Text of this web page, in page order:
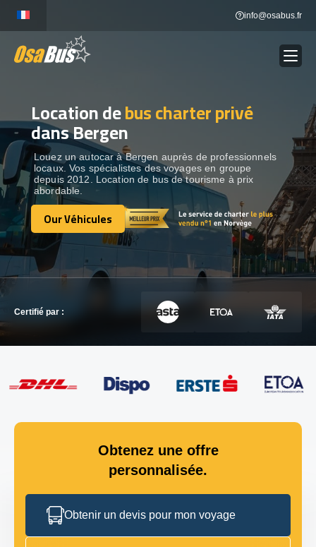
content
info@osabus.fr
LOCATION DE BUS Show dropdown
DESTINATIONS
OUR VÉHICULES
CONTACTEZ-NOUS
CONTACTEZ-NOUS
Location debus charter privé
dans Bergen
Louez un autocar à Bergen auprès de professionnels
locaux. Vos spécialistes des voyages en groupe
depuis 2012. Location de bus de tourisme à prix
abordable.
Our Véhicules
Our Véhicules
Certifié par :
Obtenez une offre
personnalisée.
Obtenir un devis pour mon voyage